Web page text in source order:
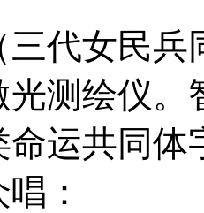
三代女民
光测绘仪。
命运共同体
：